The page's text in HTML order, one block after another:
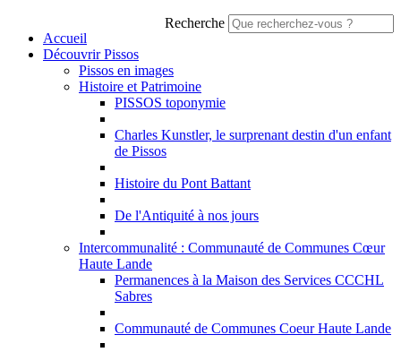
Recherche
Accueil
Découvrir Pissos
Pissos en images
Histoire et Patrimoine
PISSOS toponymie
Charles Kunstler, le surprenant destin d'un enfant
de Pissos
Histoire du Pont Battant
De l'Antiquité à nos jours
Intercommunalité : Communauté de Communes Cœur
Haute Lande
Permanences à la Maison des Services CCCHL
Sabres
Communauté de Communes Coeur Haute Lande